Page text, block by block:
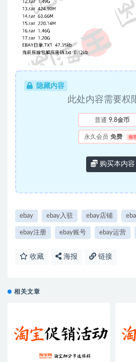
隐藏内容
此处内容需要权
普通 9.8金币
永久会员 免费 推
购买本内容
ebay ebay入驻 ebay店铺
ebay注册 ebay账号 ebay运营
收藏 海报 链接
相关文章